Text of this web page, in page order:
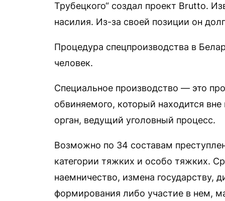
Трубецкого“ создал проект Brutto.
насилия. Из-за своей позиции он
Процедура спецпроизводства в
человек.
Специальное производство — это
обвиняемого, который находится
орган, ведущий уголовный процесс.
Возможно по 34 составам
категории тяжких и особо тяжких.
наемничество, измена государству,
формирования либо участие в нем,